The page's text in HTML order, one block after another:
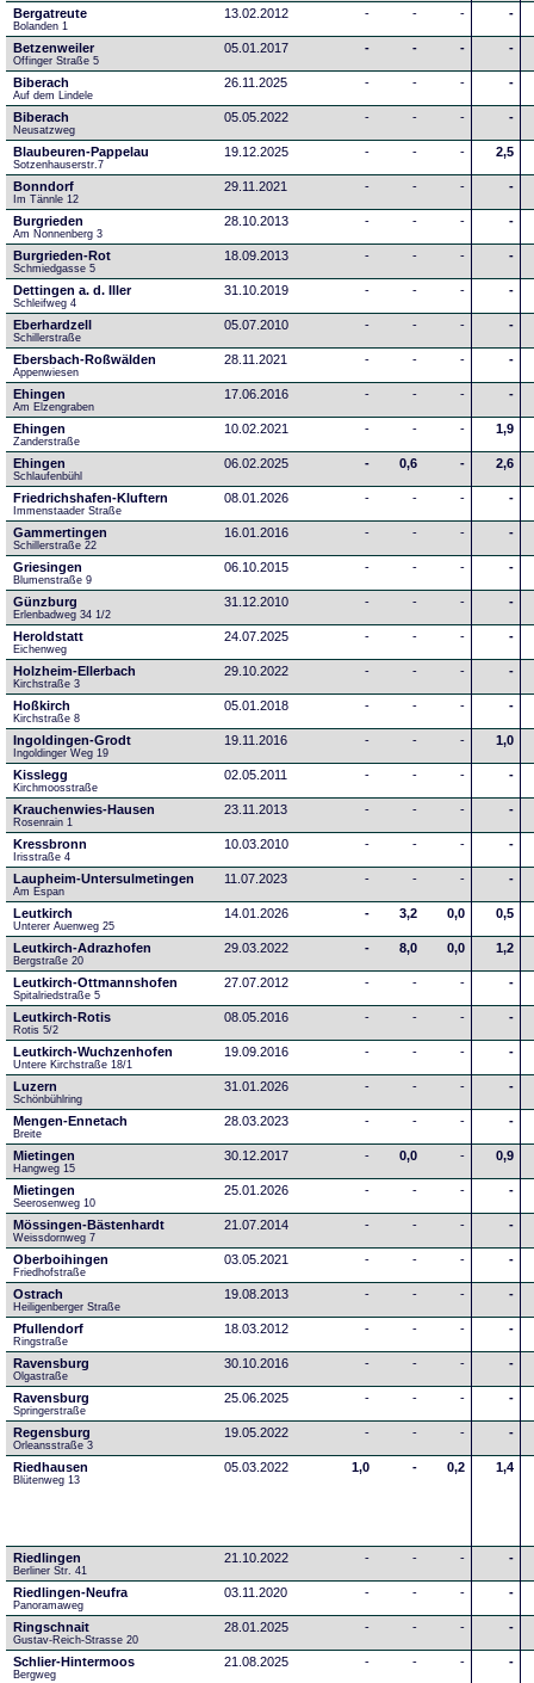
Bergatreute
Bolanden 1
13.02.2012 - - - -
Betzenweiler
Offinger Straße 5
05.01.2017 - - - -
Biberach
Auf dem Lindele
26.11.2025 - - - -
Biberach
Neusatzweg
05.05.2022 - - - -
Blaubeuren-Pappelau
Sotzenhauserstr.7
19.12.2025 - - - 2,5
Bonndorf
Im Tännle 12
29.11.2021 - - - -
Burgrieden
Am Nonnenberg 3
28.10.2013 - - - -
Burgrieden-Rot
Schmiedgasse 5
18.09.2013 - - - -
Dettingen a. d. Iller
Schleifweg 4
31.10.2019 - - - -
Eberhardzell
Schillerstraße
05.07.2010 - - - -
Ebersbach-Roßwälden
Appenwiesen
28.11.2021 - - - -
Ehingen
Am Elzengraben
17.06.2016 - - - -
Ehingen
Zanderstraße
10.02.2021 - - - 1,9
Ehingen
Schlaufenbühl
06.02.2025 - 0,6 - 2,6
Friedrichshafen-Kluftern
Immenstaader Straße
08.01.2026 - - - -
Gammertingen
Schillerstraße 22
16.01.2016 - - - -
Griesingen
Blumenstraße 9
06.10.2015 - - - -
Günzburg
Erlenbadweg 34 1/2
31.12.2010 - - - -
Heroldstatt
Eichenweg
24.07.2025 - - - -
Holzheim-Ellerbach
Kirchstraße 3
29.10.2022 - - - -
Hoßkirch
Kirchstraße 8
05.01.2018 - - - -
Ingoldingen-Grodt
Ingoldinger Weg 19
19.11.2016 - - - 1,0
Kisslegg
Kirchmoosstraße
02.05.2011 - - - -
Krauchenwies-Hausen
Rosenrain 1
23.11.2013 - - - -
Kressbronn
Irisstraße 4
10.03.2010 - - - -
Laupheim-Untersulmetingen
Am Espan
11.07.2023 - - - -
Leutkirch
Unterer Auenweg 25
14.01.2026 - 3,2 0,0 0,5
Leutkirch-Adrazhofen
Bergstraße 20
29.03.2022 - 8,0 0,0 1,2
Leutkirch-Ottmannshofen
Spitalriedstraße 5
27.07.2012 - - - -
Leutkirch-Rotis
Rotis 5/2
08.05.2016 - - - -
Leutkirch-Wuchzenhofen
Untere Kirchstraße 18/1
19.09.2016 - - - -
Luzern
Schönbühlring
31.01.2026 - - - -
Mengen-Ennetach
Breite
28.03.2023 - - - -
Mietingen
Hangweg 15
30.12.2017 - 0,0 - 0,9
Mietingen
Seerosenweg 10
25.01.2026 - - - -
Mössingen-Bästenhardt
Weissdornweg 7
21.07.2014 - - - -
Oberboihingen
Friedhofstraße
03.05.2021 - - - -
Ostrach
Heiligenberger Straße
19.08.2013 - - - -
Pfullendorf
Ringstraße
18.03.2012 - - - -
Ravensburg
Olgastraße
30.10.2016 - - - -
Ravensburg
Springerstraße
25.06.2025 - - - -
Regensburg
Orleansstraße 3
19.05.2022 - - - -
Riedhausen
Blütenweg 13
05.03.2022 1,0 - 0,2 1,4
Riedlingen
Berliner Str. 41
21.10.2022 - - - -
Riedlingen-Neufra
Panoramaweg
03.11.2020 - - - -
Ringschnait
Gustav-Reich-Strasse 20
28.01.2025 - - - -
Schlier-Hintermoos
Bergweg
21.08.2025 - - - -